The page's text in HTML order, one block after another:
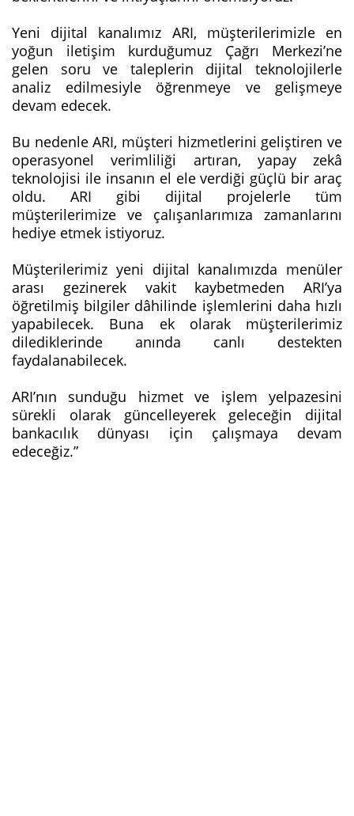
Yeni dijital kanalımız ARI, müşterilerimizle en
yoğun iletişim kurduğumuz Çağrı Merkezi’ne
gelen soru ve taleplerin dijital teknolojilerle
analiz edilmesiyle öğrenmeye ve gelişmeye
devam edecek.
Bu nedenle ARI, müşteri hizmetlerini geliştiren ve
operasyonel verimliliği artıran, yapay zekâ
teknolojisi ile insanın el ele verdiği güçlü bir araç
oldu. ARI gibi dijital projelerle tüm
müşterilerimize ve çalışanlarımıza zamanlarını
hediye etmek istiyoruz.
Müşterilerimiz yeni dijital kanalımızda menüler
arası gezinerek vakit kaybetmeden ARI’ya
öğretilmiş bilgiler dâhilinde işlemlerini daha hızlı
yapabilecek. Buna ek olarak müşterilerimiz
dilediklerinde anında canlı destekten
faydalanabilecek.
ARI’nın sunduğu hizmet ve işlem yelpazesini
sürekli olarak güncelleyerek geleceğin dijital
bankacılık dünyası için çalışmaya devam
edeceğiz.”